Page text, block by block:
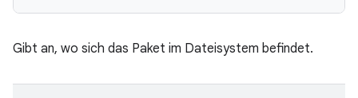
Gibt an, wo sich das Paket im Dateisystem befindet.